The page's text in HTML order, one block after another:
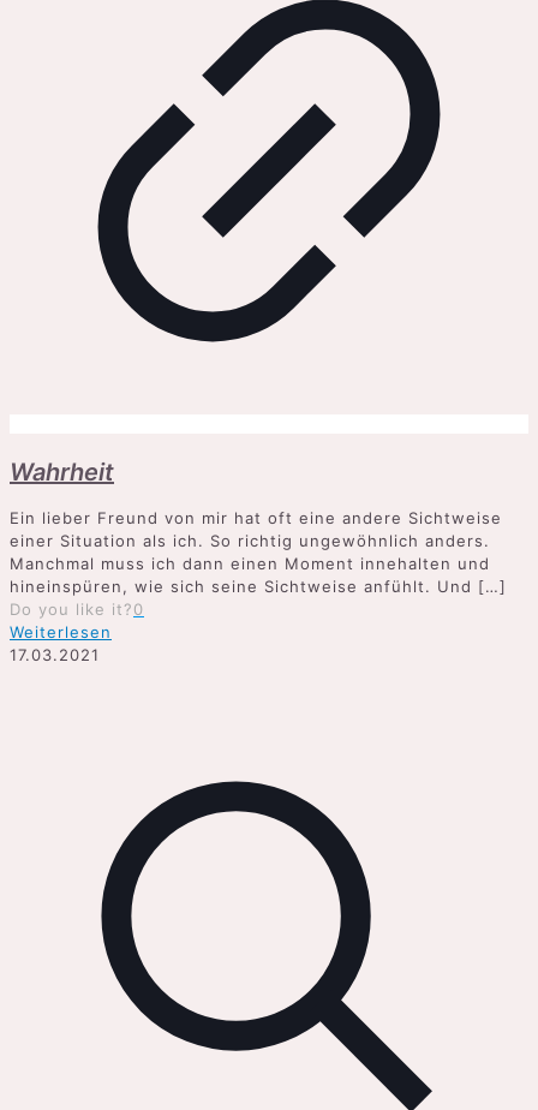
Wahrheit
Ein lieber Freund von mir hat oft eine andere Sichtweise
einer Situation als ich. So richtig ungewöhnlich anders.
Manchmal muss ich dann einen Moment innehalten und
hineinspüren, wie sich seine Sichtweise anfühlt. Und […]
Do you like it?0
Weiterlesen
17.03.2021